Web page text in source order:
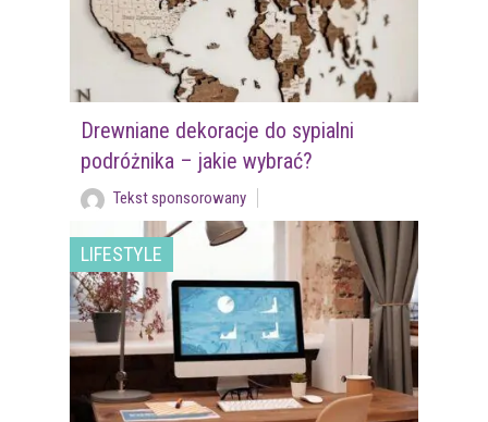
Drewniane dekoracje do sypialni
podróżnika – jakie wybrać?
Tekst sponsorowany
LIFESTYLE